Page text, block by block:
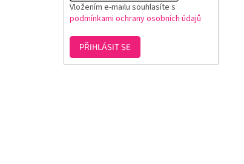
Vložením e-mailu souhlasíte s
podmínkami ochrany osobních údajů
PŘIHLÁSIT SE